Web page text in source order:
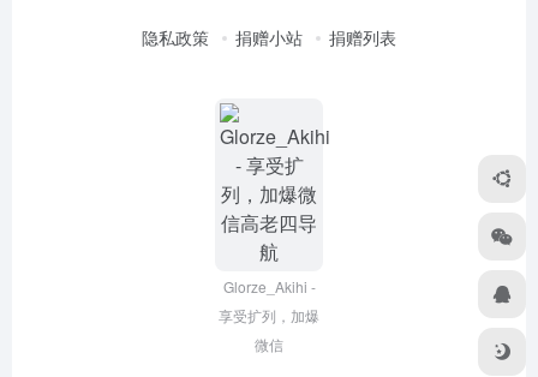
隐私政策 捐赠小站 捐赠列表
Glorze_Akihi -
享受扩列，加爆
微信